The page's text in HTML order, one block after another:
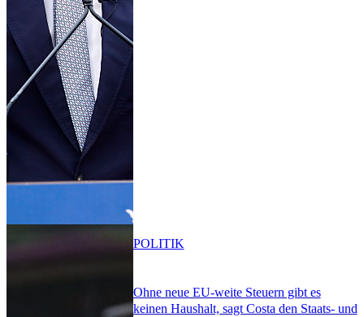
Ohne neue EU-weite Steuern gibt es
keinen Haushalt, sagt Costa den Staats- und
POLITIK